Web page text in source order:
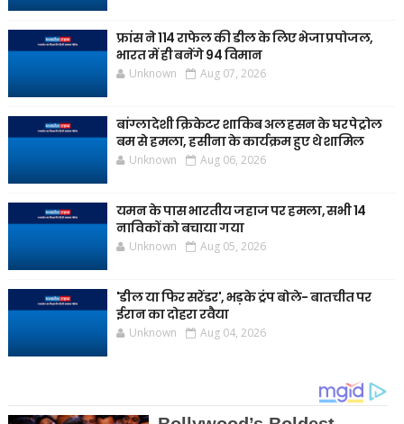
फ्रांस ने 114 राफेल की डील के लिए भेजा प्रपोजल,
भारत में ही बनेंगे 94 विमान
Unknown Aug 07, 2026
बांग्लादेशी क्रिकेटर शाकिब अल हसन के घर पेट्रोल
बम से हमला, हसीना के कार्यक्रम हुए थे शामिल
Unknown Aug 06, 2026
यमन के पास भारतीय जहाज पर हमला, सभी 14
नाविकों को बचाया गया
Unknown Aug 05, 2026
'डील या फिर सरेंडर', भड़के ट्रंप बोले- बातचीत पर
ईरान का दोहरा रवैया
Unknown Aug 04, 2026